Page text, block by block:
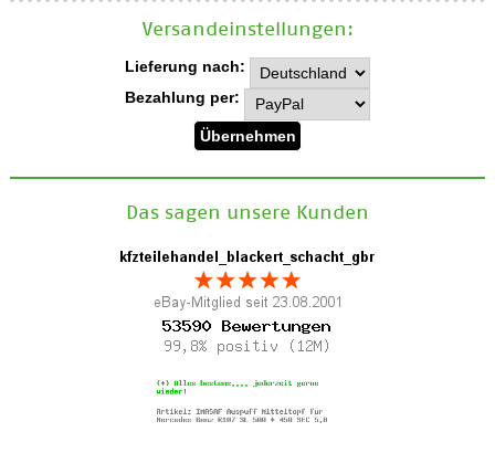
Versand­einstellungen:
Lieferung nach:
Bezahlung per:
Das sagen unsere Kunden